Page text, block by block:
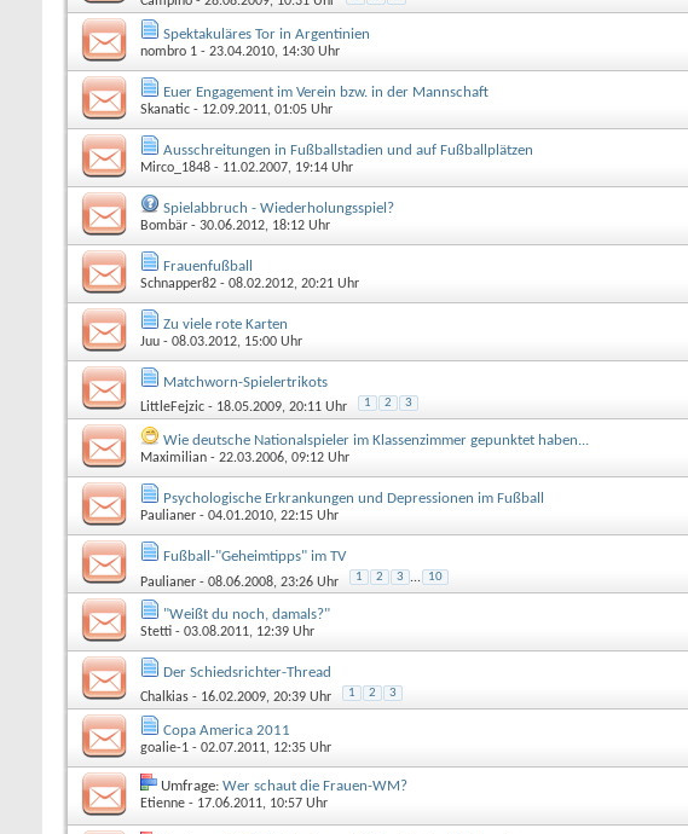
Spektakuläres Tor in Argentinien
nombro 1 - 23.04.2010, 14:30 Uhr
Euer Engagement im Verein bzw. in der Mannschaft
Skanatic - 12.09.2011, 01:05 Uhr
Ausschreitungen in Fußballstadien und auf Fußballplätzen
Mirco_1848 - 11.02.2007, 19:14 Uhr
Spielabbruch - Wiederholungsspiel?
Bombär - 30.06.2012, 18:12 Uhr
Frauenfußball
Schnapper82 - 08.02.2012, 20:21 Uhr
Zu viele rote Karten
Juu - 08.03.2012, 15:00 Uhr
Matchworn-Spielertrikots
LittleFejzic - 18.05.2009, 20:11 Uhr 1 2 3
Wie deutsche Nationalspieler im Klassenzimmer gepunktet haben...
Maximilian - 22.03.2006, 09:12 Uhr
Psychologische Erkrankungen und Depressionen im Fußball
Paulianer - 04.01.2010, 22:15 Uhr
Fußball-"Geheimtipps" im TV
Paulianer - 08.06.2008, 23:26 Uhr 1 2 3 ... 10
"Weißt du noch, damals?"
Stetti - 03.08.2011, 12:39 Uhr
Der Schiedsrichter-Thread
Chalkias - 16.02.2009, 20:39 Uhr 1 2 3
Copa America 2011
goalie-1 - 02.07.2011, 12:35 Uhr
Umfrage: Wer schaut die Frauen-WM?
Etienne - 17.06.2011, 10:57 Uhr